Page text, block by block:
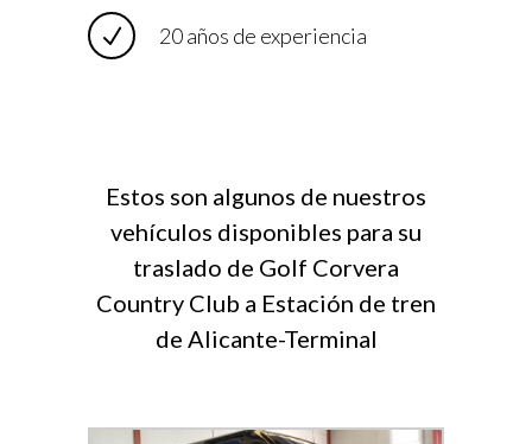
20 años de experiencia
Estos son algunos de nuestros
vehículos disponibles para su
traslado de Golf Corvera
Country Club a Estación de tren
de Alicante-Terminal